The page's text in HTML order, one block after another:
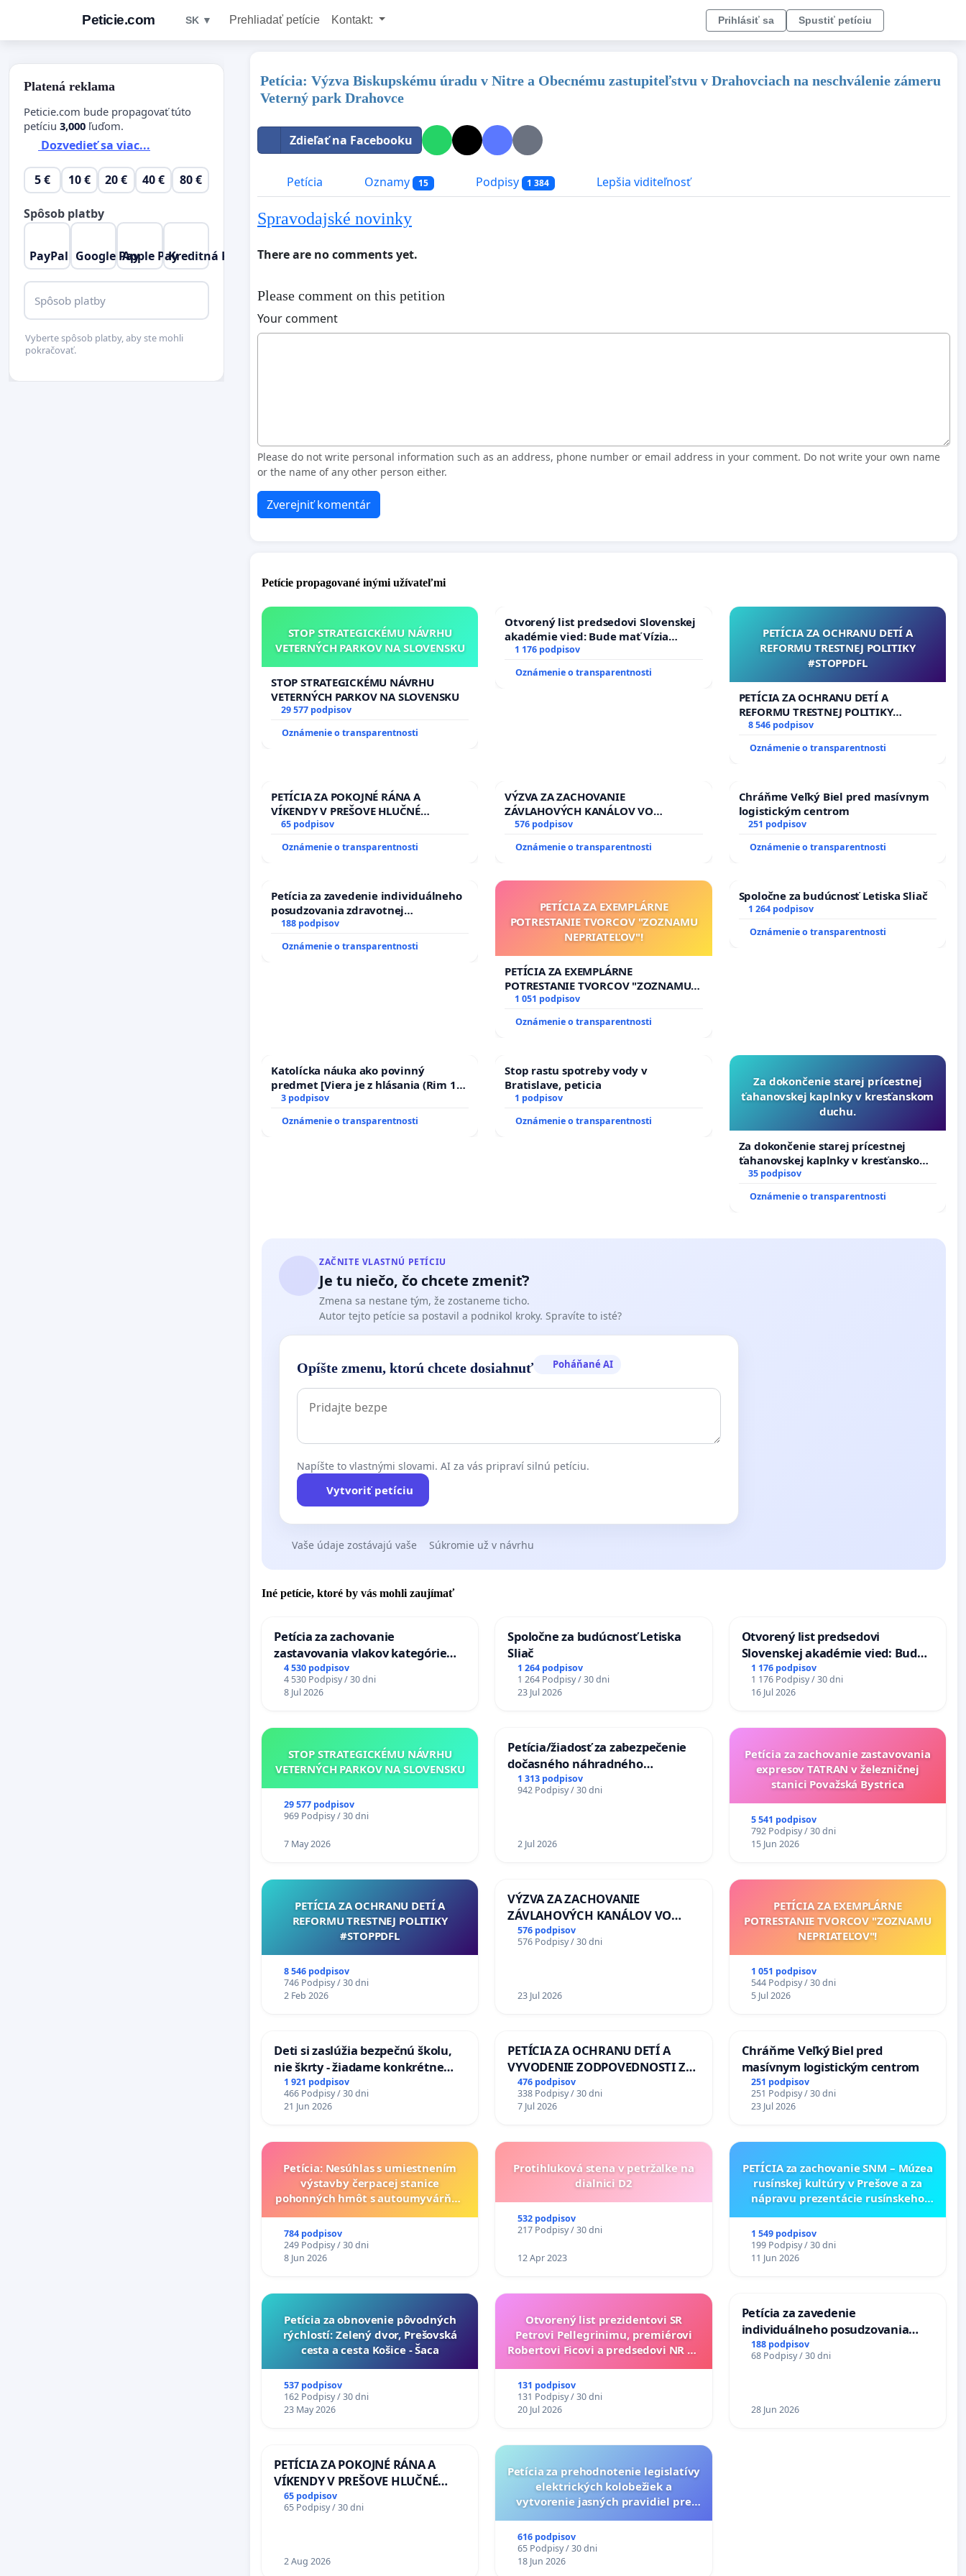
Peticie.com SK ▼ Prehliadať petície Kontakt: Prihlásiť sa Spustiť petíciu
Petícia: Výzva Biskupskému úradu v Nitre a Obecnému zastupiteľstvu v Drahovciach na neschválenie zámeru
Veterný park Drahovce
Zdieľať na Facebooku
Petícia Oznamy 15 Podpisy 1 384 Lepšia viditeľnosť
Spravodajské novinky
There are no comments yet.
Please comment on this petition
Your comment
Please do not write personal information such as an address, phone number or email address in your comment. Do not write your own name
or the name of any other person either.
Zverejniť komentár
Petície propagované inými užívateľmi
STOP STRATEGICKÉMU NÁVRHU
VETERNÝCH PARKOV NA SLOVENSKU
STOP STRATEGICKÉMU NÁVRHU
VETERNÝCH PARKOV NA SLOVENSKU
29 577 podpisov
Oznámenie o transparentnosti
Otvorený list predsedovi Slovenskej
akadémie vied: Bude mať Vízia
Slovenska 2040 mravnú chrbticu?
1 176 podpisov
Oznámenie o transparentnosti
PETÍCIA ZA OCHRANU DETÍ A
REFORMU TRESTNEJ POLITIKY
#STOPPDFL
PETÍCIA ZA OCHRANU DETÍ A
REFORMU TRESTNEJ POLITIKY
#STOPPDFL
8 546 podpisov
Oznámenie o transparentnosti
PETÍCIA ZA POKOJNÉ RÁNA A
VÍKENDY V PREŠOVE HLUČNÉ
STAVEBNÉ PRÁCE V SOBOTU LEN OD
TÝŽDEŇ CIEĽ 8.00 – 18.00 HOD. A
65 podpisov
Oznámenie o transparentnosti
VÝZVA ZA ZACHOVANIE
ZÁVLAHOVÝCH KANÁLOV VO
VÝLUČNOM VLASTNÍCTVE A POD
& žiadosť na riešenie zanedbaného
kanálov na Slovensku
576 podpisov
Oznámenie o transparentnosti
Chráňme Veľký Biel pred masívnym
logistickým centrom
251 podpisov
Oznámenie o transparentnosti
Petícia za zavedenie individuálneho
posudzovania zdravotnej
spôsobilosti osôb s diabetom 1. a 2.
zboru SR
188 podpisov
Oznámenie o transparentnosti
PETÍCIA ZA EXEMPLÁRNE
POTRESTANIE TVORCOV "ZOZNAMU
NEPRIATEĽOV"!
PETÍCIA ZA EXEMPLÁRNE
POTRESTANIE TVORCOV "ZOZNAMU
NEPRIATEĽOV"!
1 051 podpisov
Oznámenie o transparentnosti
Spoločne za budúcnosť Letiska Sliač
1 264 podpisov
Oznámenie o transparentnosti
Katolícka náuka ako povinný
predmet [Viera je z hlásania (Rim 10,
17)]
3 podpisov
Oznámenie o transparentnosti
Stop rastu spotreby vody v
Bratislave, peticia
1 podpisov
Oznámenie o transparentnosti
Za dokončenie starej prícestnej
ťahanovskej kaplnky v kresťanskom
duchu.
Za dokončenie starej prícestnej
ťahanovskej kaplnky v kresťanskom
duchu.
35 podpisov
Oznámenie o transparentnosti
ZAČNITE VLASTNÚ PETÍCIU
Je tu niečo, čo chcete zmeniť?
Zmena sa nestane tým, že zostaneme ticho.
Autor tejto petície sa postavil a podnikol kroky. Spravíte to isté?
Opíšte zmenu, ktorú chcete dosiahnuť Poháňané AI
Napíšte to vlastnými slovami. AI za vás pripraví silnú petíciu.
Vytvoriť petíciu
Vaše údaje zostávajú vaše Súkromie už v návrhu
Iné petície, ktoré by vás mohli zaujímať
Petícia za zachovanie
zastavovania vlakov kategórie
Expres (Ex) TATRAN v železničnej
stanici Púchov
4 530 podpisov
4 530 Podpisy / 30 dni
8 Jul 2026
Spoločne za budúcnosť Letiska
Sliač
1 264 podpisov
1 264 Podpisy / 30 dni
23 Jul 2026
Otvorený list predsedovi
Slovenskej akadémie vied: Bude
mať Vízia Slovenska 2040 mravnú
chrbticu?
1 176 podpisov
1 176 Podpisy / 30 dni
16 Jul 2026
STOP STRATEGICKÉMU NÁVRHU
VETERNÝCH PARKOV NA SLOVENSKU
29 577 podpisov
969 Podpisy / 30 dni
7 May 2026
Petícia/žiadosť za zabezpečenie
dočasného náhradného
premostenia Váhu počas úplnej
uzávery Vážskeho mosta v
1 313 podpisov
942 Podpisy / 30 dni
2 Jul 2026
Petícia za zachovanie zastavovania
expresov TATRAN v železničnej
stanici Považská Bystrica
5 541 podpisov
792 Podpisy / 30 dni
15 Jun 2026
PETÍCIA ZA OCHRANU DETÍ A
REFORMU TRESTNEJ POLITIKY
#STOPPDFL
8 546 podpisov
746 Podpisy / 30 dni
2 Feb 2026
VÝZVA ZA ZACHOVANIE
ZÁVLAHOVÝCH KANÁLOV VO
VÝLUČNOM VLASTNÍCTVE A POD
KONTROLOU SLOVENSKEJ
a odvodňovacích kanálov na
576 podpisov
576 Podpisy / 30 dni
23 Jul 2026
PETÍCIA ZA EXEMPLÁRNE
POTRESTANIE TVORCOV "ZOZNAMU
NEPRIATEĽOV"!
1 051 podpisov
544 Podpisy / 30 dni
5 Jul 2026
Deti si zaslúžia bezpečnú školu,
nie škrty - žiadame konkrétne
opatrenia na zlepšenie situácie v
školstve
1 921 podpisov
466 Podpisy / 30 dni
21 Jun 2026
PETÍCIA ZA OCHRANU DETÍ A
VYVODENIE ZODPOVEDNOSTI ZA
DLHOROČNÚ NEČINNOSŤ A
ZLYHANIE ŠTÁTU
476 podpisov
338 Podpisy / 30 dni
7 Jul 2026
Chráňme Veľký Biel pred
masívnym logistickým centrom
251 podpisov
251 Podpisy / 30 dni
23 Jul 2026
Petícia: Nesúhlas s umiestnením
výstavby čerpacej stanice
pohonných hmôt s autoumyvárňou
Grob - Čierna Voda
784 podpisov
249 Podpisy / 30 dni
8 Jun 2026
Protihluková stena v petržalke na
dialnici D2
532 podpisov
217 Podpisy / 30 dni
12 Apr 2023
PETÍCIA za zachovanie SNM – Múzea
rusínskej kultúry v Prešove a za
nápravu prezentácie rusínskeho
Múzeu ukrajinskej kultúry vo
Svidníku
1 549 podpisov
199 Podpisy / 30 dni
11 Jun 2026
​Petícia za obnovenie pôvodných
rýchlostí: Zelený dvor, Prešovská
cesta a cesta Košice - Šaca
537 podpisov
162 Podpisy / 30 dni
23 May 2026
Otvorený list prezidentovi SR
Petrovi Pellegrinimu, premiérovi
Robertovi Ficovi a predsedovi NR SR
131 podpisov
131 Podpisy / 30 dni
20 Jul 2026
Petícia za zavedenie
individuálneho posudzovania
zdravotnej spôsobilosti osôb s
diabetom 1. a 2. typu pri prijímaní
188 podpisov
68 Podpisy / 30 dni
28 Jun 2026
PETÍCIA ZA POKOJNÉ RÁNA A
VÍKENDY V PREŠOVE HLUČNÉ
STAVEBNÉ PRÁCE V SOBOTU LEN
OD 9.00 DO 13.00 HOD., CEZ
KONTROLA STAVBY C-AREA NA
65 podpisov
65 Podpisy / 30 dni
2 Aug 2026
Petícia za prehodnotenie legislatívy
elektrických kolobežiek a
vytvorenie jasných pravidiel pre
616 podpisov
65 Podpisy / 30 dni
18 Jun 2026
Platená reklama
Peticie.com bude propagovať túto
petíciu 3,000 ľuďom.
Dozvedieť sa viac...
5 € 10 € 20 € 40 € 80 €
Spôsob platby
PayPal Google PayApple PayKreditná Karta
Spôsob platby
Vyberte spôsob platby, aby ste mohli
pokračovať.